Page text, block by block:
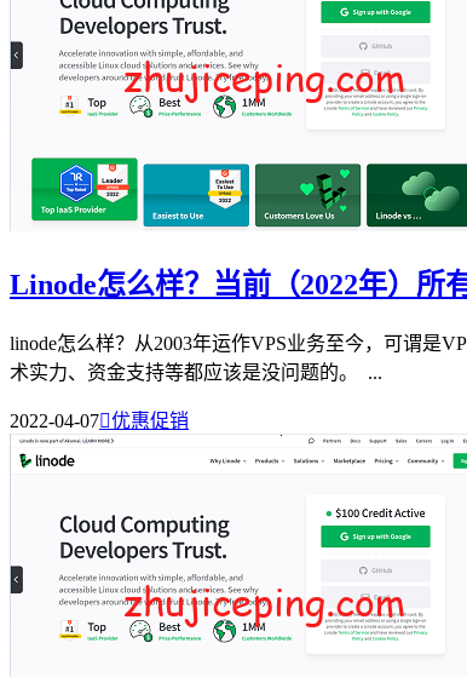
Linode怎么样？当前（2022年）所
linode怎么样？从2003年运作VPS业务至今，可谓是
术实力、资金支持等都应该是没问题的。 ...
2022-04-07优惠促销